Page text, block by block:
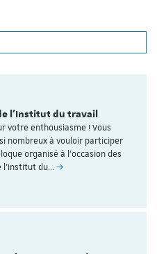
l'Institut du travail
votre enthousiasme ! Vous
nombreux à vouloir participer
organisé à l'occasion des
l’Institut du…